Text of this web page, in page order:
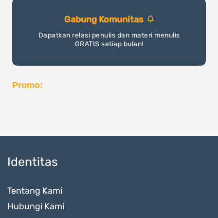
Gabung Komunitas
Dapatkan relasi penulis dan materi menulis
GRATIS setiap bulan!
Promo:
Identitas
Tentang Kami
Hubungi Kami